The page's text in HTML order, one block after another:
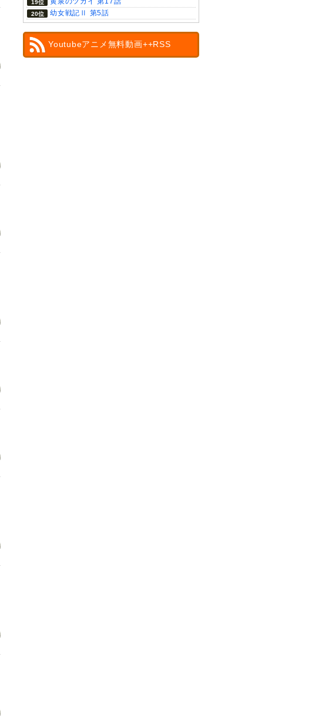
幼女戦記Ⅱ 第5話
Youtubeアニメ無料動画++RSS